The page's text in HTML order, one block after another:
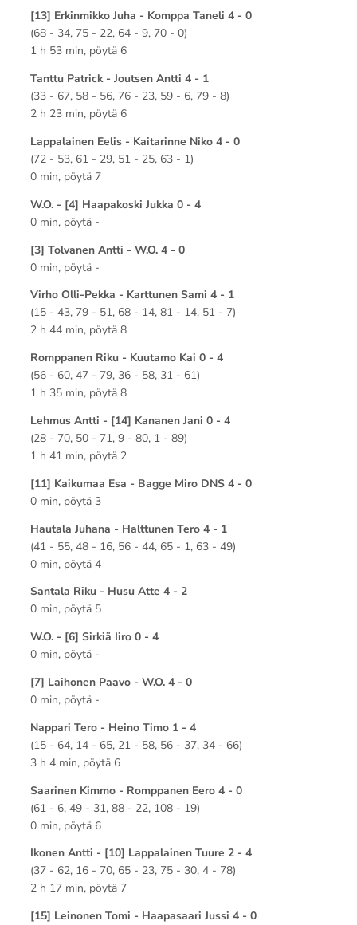
[13] Erkinmikko Juha - Komppa Taneli 4 - 0
(68 - 34, 75 - 22, 64 - 9, 70 - 0)
1 h 53 min, pöytä 6
Tanttu Patrick - Joutsen Antti 4 - 1
(33 - 67, 58 - 56, 76 - 23, 59 - 6, 79 - 8)
2 h 23 min, pöytä 6
Lappalainen Eelis - Kaitarinne Niko 4 - 0
(72 - 53, 61 - 29, 51 - 25, 63 - 1)
0 min, pöytä 7
W.O. - [4] Haapakoski Jukka 0 - 4
0 min, pöytä -
[3] Tolvanen Antti - W.O. 4 - 0
0 min, pöytä -
Virho Olli-Pekka - Karttunen Sami 4 - 1
(15 - 43, 79 - 51, 68 - 14, 81 - 14, 51 - 7)
2 h 44 min, pöytä 8
Romppanen Riku - Kuutamo Kai 0 - 4
(56 - 60, 47 - 79, 36 - 58, 31 - 61)
1 h 35 min, pöytä 8
Lehmus Antti - [14] Kananen Jani 0 - 4
(28 - 70, 50 - 71, 9 - 80, 1 - 89)
1 h 41 min, pöytä 2
[11] Kaikumaa Esa - Bagge Miro DNS 4 - 0
0 min, pöytä 3
Hautala Juhana - Halttunen Tero 4 - 1
(41 - 55, 48 - 16, 56 - 44, 65 - 1, 63 - 49)
0 min, pöytä 4
Santala Riku - Husu Atte 4 - 2
0 min, pöytä 5
W.O. - [6] Sirkiä Iiro 0 - 4
0 min, pöytä -
[7] Laihonen Paavo - W.O. 4 - 0
0 min, pöytä -
Nappari Tero - Heino Timo 1 - 4
(15 - 64, 14 - 65, 21 - 58, 56 - 37, 34 - 66)
3 h 4 min, pöytä 6
Saarinen Kimmo - Romppanen Eero 4 - 0
(61 - 6, 49 - 31, 88 - 22, 108 - 19)
0 min, pöytä 6
Ikonen Antti - [10] Lappalainen Tuure 2 - 4
(37 - 62, 16 - 70, 65 - 23, 75 - 30, 4 - 78)
2 h 17 min, pöytä 7
[15] Leinonen Tomi - Haapasaari Jussi 4 - 0